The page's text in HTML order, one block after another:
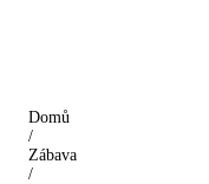
Domů
/
Zábava
/